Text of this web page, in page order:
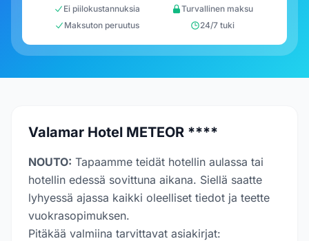
Ei piilokustannuksia
Turvallinen maksu
Maksuton peruutus
24/7 tuki
Valamar Hotel METEOR ****
NOUTO: Tapaamme teidät hotellin aulassa tai
hotellin edessä sovittuna aikana. Siellä saatte
lyhyessä ajassa kaikki oleelliset tiedot ja teette
vuokrasopimuksen.
Pitäkää valmiina tarvittavat asiakirjat: